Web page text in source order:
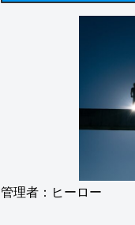
管理者：ヒーロー